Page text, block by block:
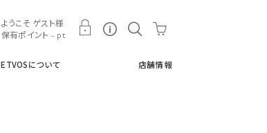
ETVOSについて 店舗情報
ようこそ ゲスト様
保有ポイント - pt